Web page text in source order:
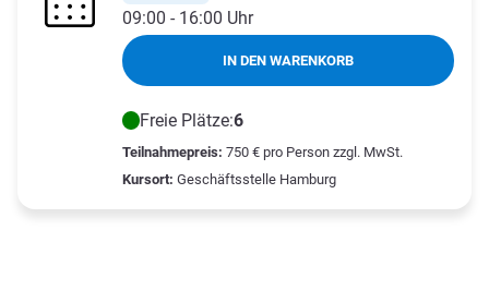
09:00 - 16:00 Uhr
IN DEN WARENKORB
Freie Plätze:6
Teilnahmepreis: 750 € pro Person zzgl. MwSt.
Kursort: Geschäftsstelle Hamburg